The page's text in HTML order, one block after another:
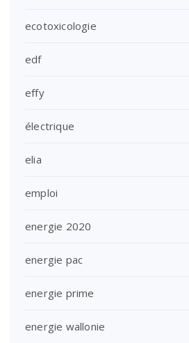
ecotoxicologie
edf
effy
électrique
elia
emploi
energie 2020
energie pac
energie prime
energie wallonie